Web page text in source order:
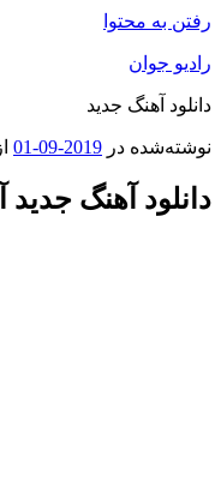
رفتن به محتوا
رادیو جوان
دانلود آهنگ جدید
نوشته‌شده در 2019-09-01 از
دانلود آهنگ جدید